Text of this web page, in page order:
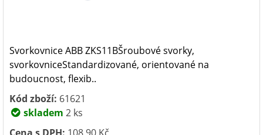
Svorkovnice ABB ZKS11BŠroubové svorky,
svorkovniceStandardizované, orientované na
budoucnost, flexib..
Kód zboží: 61621
skladem 2 ks